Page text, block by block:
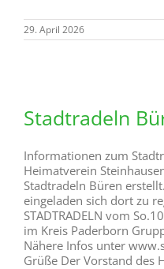
29. April 2026
Stadtradeln
Informationen zum
Heimatverein
Stadtradeln Büren
eingeladen sich dort zu
STADTRADELN vom
im Kreis Paderborn
Nähere Infos unter
Grüße Der Vorstand des